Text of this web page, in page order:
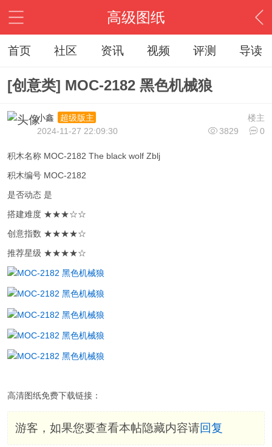
高级图纸
首页 社区 资讯 视频 评测 导读
[创意类] MOC-2182 黑色机械狼
楼主
小鑫
超级版主
3829
0
2024-11-27 22:09:30
积木名称 MOC-2182 The black wolf Zblj
积木编号 MOC-2182
是否动态 是
搭建难度 ★★★☆☆
创意指数 ★★★★☆
推荐星级 ★★★★☆
高清图纸免费下载链接：
游客，如果您要查看本帖隐藏内容请回复